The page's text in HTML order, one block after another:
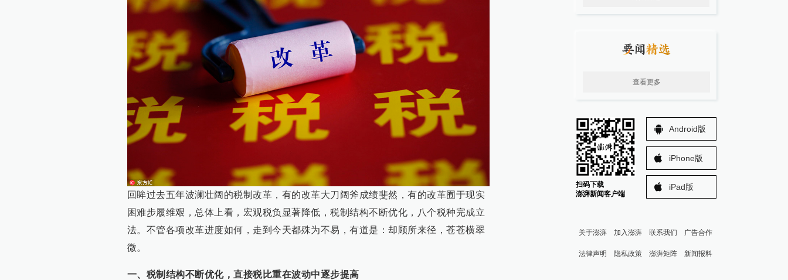
回眸过去五年波澜壮阔的税制改革，有的改革大刀阔斧成绩斐然，有的改革囿于现实
困难步履维艰，总体上看，宏观税负显著降低，税制结构不断优化，八个税种完成立
法。不管各项改革进度如何，走到今天都殊为不易，有道是：却顾所来径，苍苍横翠
微。
一、税制结构不断优化，直接税比重在波动中逐步提高
查看更多
扫码下载
澎湃新闻客户端
Android版
iPhone版
iPad版
关于澎湃 加入澎湃 联系我们 广告合作
法律声明 隐私政策 澎湃矩阵 新闻报料